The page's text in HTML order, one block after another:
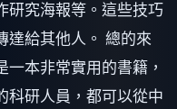
研究海報等。這些技巧
達給其他人。 總的來
本非常實用的書籍，
科研人員，都可以從中